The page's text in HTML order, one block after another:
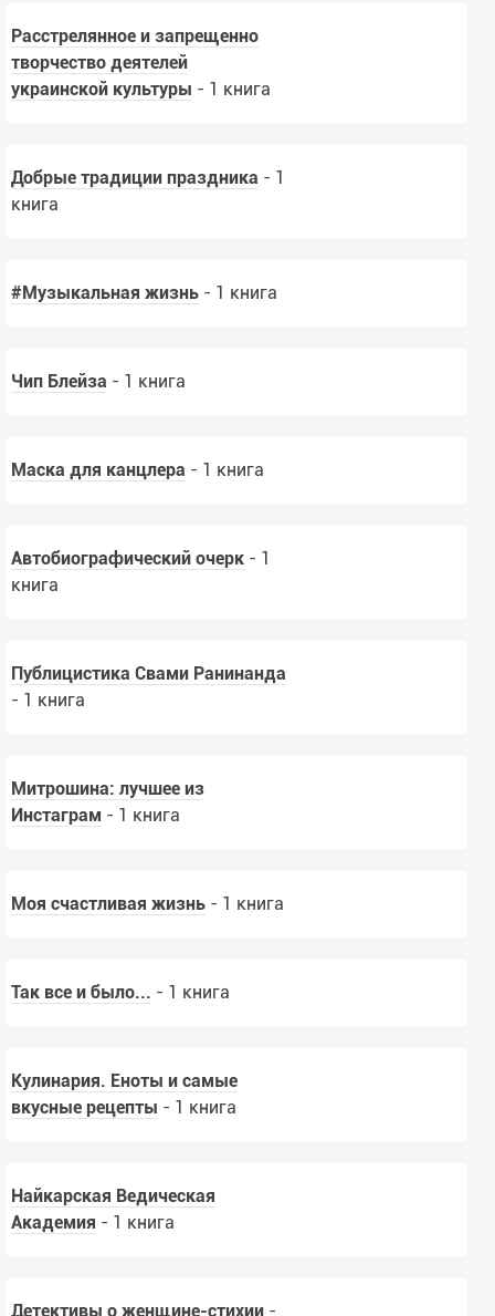
Расстрелянное и запрещенно
творчество деятелей
украинской культуры - 1 книга
Добрые традиции праздника - 1
книга
#Музыкальная жизнь - 1 книга
Чип Блейза - 1 книга
Маска для канцлера - 1 книга
Автобиографический очерк - 1
книга
Публицистика Свами Ранинанда
- 1 книга
Митрошина: лучшее из
Инстаграм - 1 книга
Моя счастливая жизнь - 1 книга
Так все и было... - 1 книга
Кулинария. Еноты и самые
вкусные рецепты - 1 книга
Найкарская Ведическая
Академия - 1 книга
Детективы о женщине-стихии -